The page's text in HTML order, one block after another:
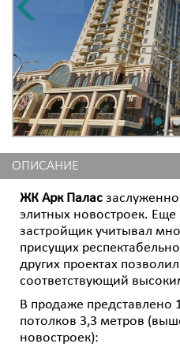
ОПИСАНИЕ
ЖК Арк Палас заслуженно
элитных новостроек. Еще
застройщик учитывал
присущих
других проектах
соответствующий
В продаже представлено
потолков 3,3 метров
новостроек):